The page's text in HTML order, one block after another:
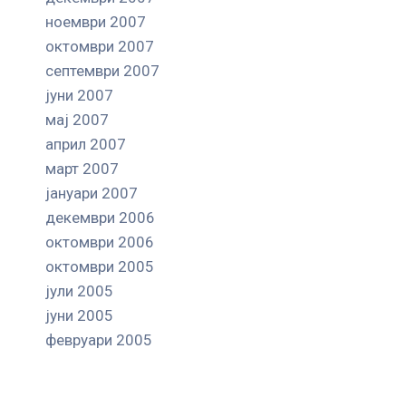
ноември 2007
октомври 2007
септември 2007
јуни 2007
мај 2007
април 2007
март 2007
јануари 2007
декември 2006
октомври 2006
октомври 2005
јули 2005
јуни 2005
февруари 2005